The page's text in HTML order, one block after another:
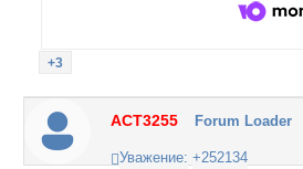
+3
ACT3255 Forum Loader
Уважение: +252134